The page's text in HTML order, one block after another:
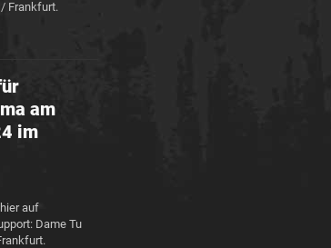
Frankfurt.
am
im
auf
Dame Tu